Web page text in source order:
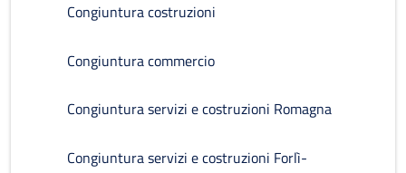
Congiuntura costruzioni
Congiuntura commercio
Congiuntura servizi e costruzioni Romagna
Congiuntura servizi e costruzioni Forlì-